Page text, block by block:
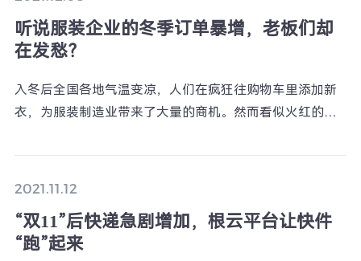
听说服装企业的冬季订单暴增，老板们却
在发愁？
入冬后全国各地气温变凉，人们在疯狂往购物车里添加新
衣，为服装制造业带来了大量的商机。然而看似火红的产
2021.11.12
“双11”后快递急剧增加，根云平台让快件
“跑”起来